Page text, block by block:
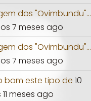
dos "Ovimbundu"...
7 meses ago
dos "Ovimbundu"...
7 meses ago
bom este tipo de 10
meses ago